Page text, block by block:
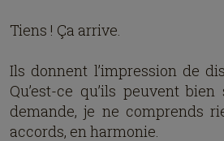
Tiens ! Ça arrive.
Ils donnent l’impression de
Qu’est-ce qu’ils peuvent
demande, je ne comprends
accords, en harmonie.